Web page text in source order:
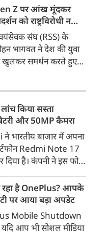
ताजनगरी में यमुना नदी
को खूबसूरत, प्रदूषण मुक्त
तैयारी
है। आगरा के झलकारी
से लेकर वेदांत मंदिर के
किनारे (यमुना बैंक साइड)
है।
Z पर आंख मूंदकर
को राष्ट्रविरोधी न
का बड़ा बयान, चीन
कहा
स्वयंसेवक संघ (RSS) के
भागवत ने देश की युवा
खुलकर समर्थन करते हुए
करेंगे। उन्होंने कहा कि
नहीं कहा जाना
की बात को दबाने के
साथ संवाद के जरिए
को समझने की
किया सस्ता
और 50MP कैमरा
भारतीय बाजार में अपना
Redmi Note 17
दिया है। कंपनी ने इस फोन
की बड़ी बैटरी
Snapdragon
साथ पेश किया है। फोन में
मेन कैमरा दिया गया है।
है OnePlus? आपके
पर आया बड़ा अपडेट
Mobile Shutdown
आप भी सोशल मीडिया